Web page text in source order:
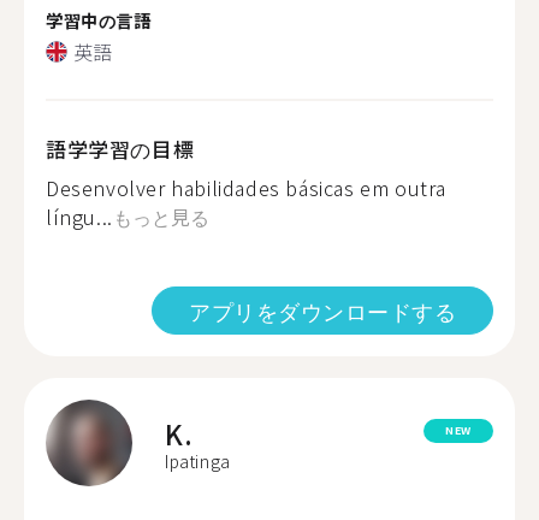
学習中の言語
英語
語学学習の目標
Desenvolver habilidades básicas em outra
língu... もっと見る
アプリをダウンロードする
K.
Ipatinga
NEW